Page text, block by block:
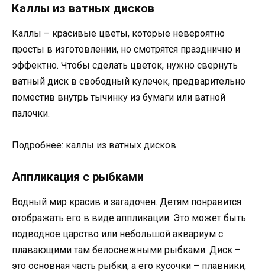
Каллы из ватных дисков
Каллы – красивые цветы, которые невероятно
просты в изготовлении, но смотрятся празднично и
эффектно. Чтобы сделать цветок, нужно свернуть
ватный диск в свободный кулечек, предварительно
поместив внутрь тычинку из бумаги или ватной
палочки.
Подробнее: каллы из ватных дисков
Аппликация с рыбками
Водный мир красив и загадочен. Детям понравится
отображать его в виде аппликации. Это может быть
подводное царство или небольшой аквариум с
плавающими там белоснежными рыбками. Диск –
это основная часть рыбки, а его кусочки – плавники,